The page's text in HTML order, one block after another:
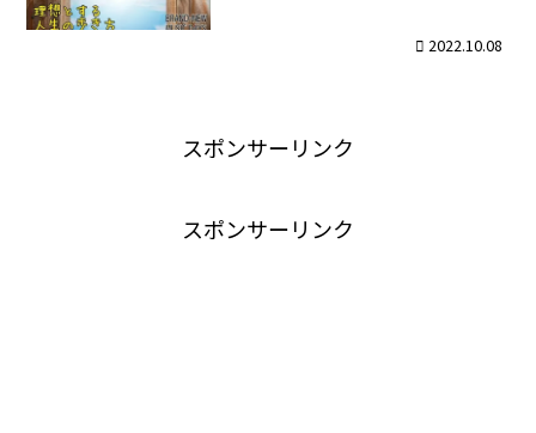
2022.10.08
スポンサーリンク
スポンサーリンク